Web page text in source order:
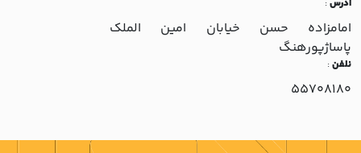
ادرس:
امامزاده حسن خيابان امين الملک
پاساژپورهنگ
نلفن:
55708180